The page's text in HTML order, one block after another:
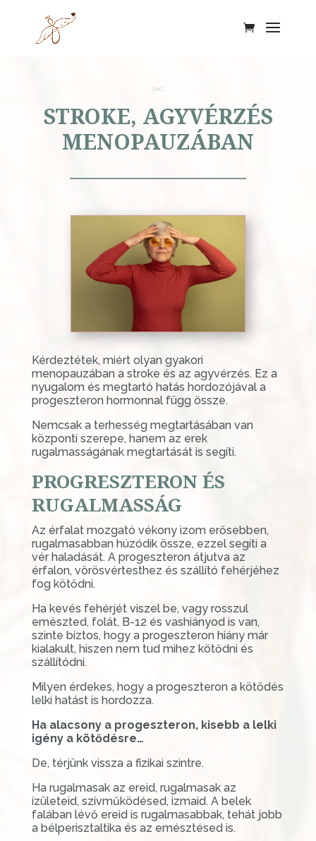
STROKE, AGYVÉRZÉS
MENOPAUZÁBAN​
Kérdeztétek, miért olyan gyakori
menopauzában a stroke és az agyvérzés. Ez a
nyugalom és megtartó hatás hordozójával a
progeszteron hormonnal függ össze.
Nemcsak a terhesség megtartásában van
központi szerepe, hanem az erek
rugalmasságának megtartását is segíti.
PROGRESZTERON ÉS
RUGALMASSÁG
Az érfalat mozgató vékony izom erősebben,
rugalmasabban húzódik össze, ezzel segíti a
vér haladását. A progeszteron átjutva az
érfalon, vörösvértesthez és szállító fehérjéhez
fog kötődni.
Ha kevés fehérjét viszel be, vagy rosszul
emészted, folát, B-12 és vashiányod is van,
szinte biztos, hogy a progeszteron hiány már
kialakult, hiszen nem tud mihez kötődni és
szállítódni.
Milyen érdekes, hogy a progeszteron a kötődés
lelki hatást is hordozza.
Ha alacsony a progeszteron, kisebb a lelki
igény a kötődésre…
De, térjünk vissza a fizikai szintre.
Ha rugalmasak az ereid, rugalmasak az
ízületeid, szívműködésed, izmaid. A belek
falában lévő ereid is rugalmasabbak, tehát jobb
a bélperisztaltika és az emésztésed is.